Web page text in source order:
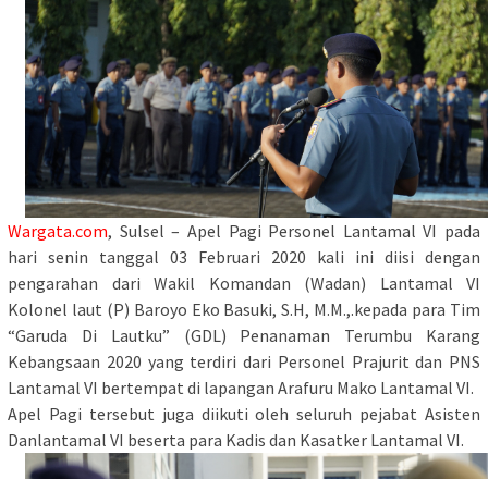
Wargata.com, Sulsel – Apel Pagi Personel Lantamal VI pada
hari senin tanggal 03 Februari 2020 kali ini diisi dengan
pengarahan dari Wakil Komandan (Wadan) Lantamal VI
Kolonel laut (P) Baroyo Eko Basuki, S.H, M.M.,.kepada para Tim
“Garuda Di Lautku” (GDL) Penanaman Terumbu Karang
Kebangsaan 2020 yang terdiri dari Personel Prajurit dan PNS
Lantamal VI bertempat di lapangan Arafuru Mako Lantamal VI.
Apel Pagi tersebut juga diikuti oleh seluruh pejabat Asisten
Danlantamal VI beserta para Kadis dan Kasatker Lantamal VI.